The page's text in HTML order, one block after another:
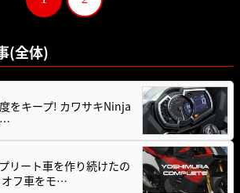
(全体)
をキープ! カワサキNinja
…
リート車を作り続けたの
オフ車をモ…